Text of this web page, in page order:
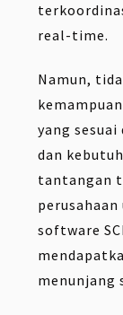
real-time.
Namun,
yang
dan
tantangan
software
menunjang